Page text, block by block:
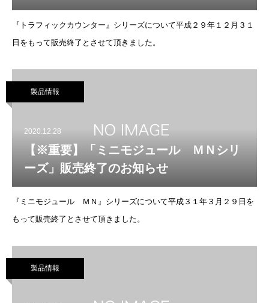
『トラフィックカウンター』シリーズについて平成２９年１２月３１
日をもって販売終了とさせて頂きました。
製品情報
2020.12.28
【※重要】「ミニモジュール ＭＮシリ
ーズ」販売終了のお知らせ
『ミニモジュール ＭＮ』シリーズについて平成３１年３月２９日を
もって販売終了とさせて頂きました。
製品情報